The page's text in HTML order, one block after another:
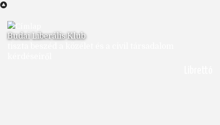
Ugrás
tartalomra
Budai Liberális Klub